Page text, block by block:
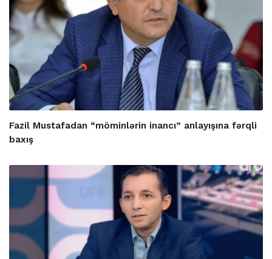
Fazil Mustafadan “möminlərin inancı” anlayışına fərqli
baxış